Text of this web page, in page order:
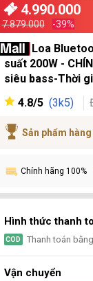
-39%
7.879.000
4.990.000
Loa Bluetooth
suất 200W -
siêu bass-Thời
4.8/5 (3k5)
Chính hãng 100%
Hình thức thanh
COD Thanh toán
Sản phẩm
Vận chuyển